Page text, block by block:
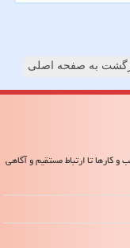
به صفحه اصلی
تا ارتباط مستقیم و آگاهی